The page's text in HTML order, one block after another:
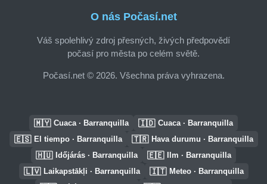
O nás Počasí.net
Váš spolehlivý zdroj přesných, živých předpovědí
počasí pro města po celém světě.
Počasí.net © 2026. Všechna práva vyhrazena.
🇲🇾 Cuaca · Barranquilla 🇮🇩 Cuaca · Barranquilla
🇪🇸 El tiempo · Barranquilla 🇹🇷 Hava durumu · Barranquilla
🇭🇺 Időjárás · Barranquilla 🇪🇪 Ilm · Barranquilla
🇱🇻 Laikapstākļi · Barranquilla 🇮🇹 Meteo · Barranquilla